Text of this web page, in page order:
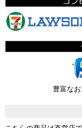
豊富な